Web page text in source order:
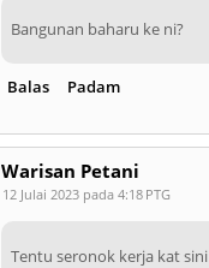
Bangunan baharu ke ni?
Balas Padam
Warisan Petani
12 Julai 2023 pada 4:18 PTG
Tentu seronok kerja kat sini